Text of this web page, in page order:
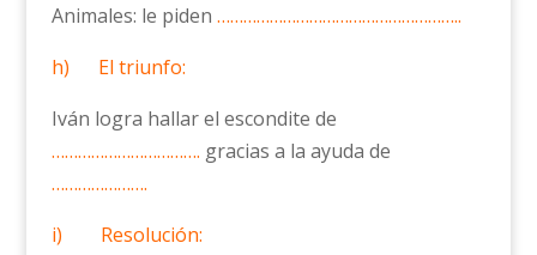
Animales: le piden ………………………………………………..
h) El triunfo:
Iván logra hallar el escondite de
……………………………. gracias a la ayuda de
………………….
i) Resolución: